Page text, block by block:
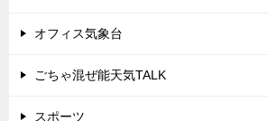
オフィス気象台
ごちゃ混ぜ能天気TALK
スポーツ